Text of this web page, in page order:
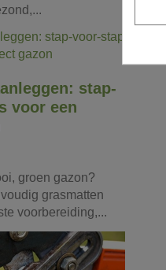
stap-
voor een
groen gazon?
grasmatten
voorbereiding,...